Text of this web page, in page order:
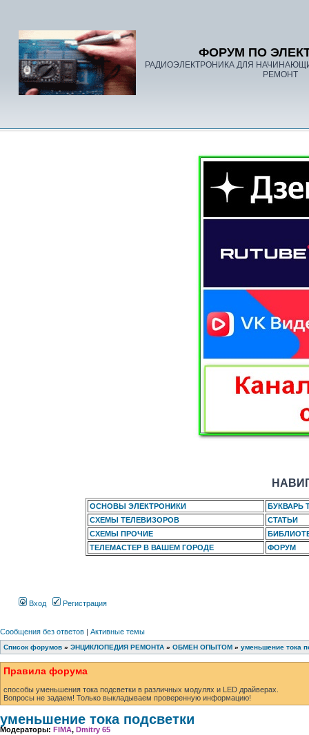
ФОРУМ ПО
РАДИОЭЛЕКТРОНИКА ДЛЯ
РЕМОНТ
ОСНОВЫ ЭЛЕКТРОНИКИ
БУКВАРЬ
СХЕМЫ ТЕЛЕВИЗОРОВ
СТАТЬИ
СХЕМЫ ПРОЧИЕ
ТЕЛЕМАСТЕР В ВАШЕМ ГОРОДЕ
ФОРУМ
Вход Регистрация
Сообщения без ответов | Активные темы
Список форумов » ЭНЦИКЛОПЕДИЯ РЕМОНТА » ОБМЕН ОПЫТОМ » уменьшение тока
Правила форума
способы уменьшения тока подсветки в различных модулях и LED драйверах.
Вопросы не задаем! Только выкладываем проверенную информацию!
уменьшение тока подсветки
Модераторы: FIMA, Dmitry 65